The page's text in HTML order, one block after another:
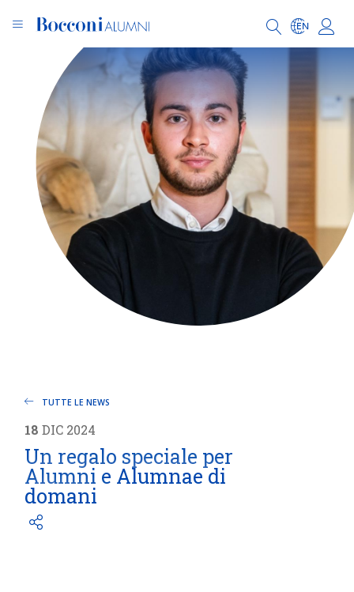
TUTTE LE NEWS
18 DIC 2024
Un regalo speciale per
Alumni e Alumnae di
domani